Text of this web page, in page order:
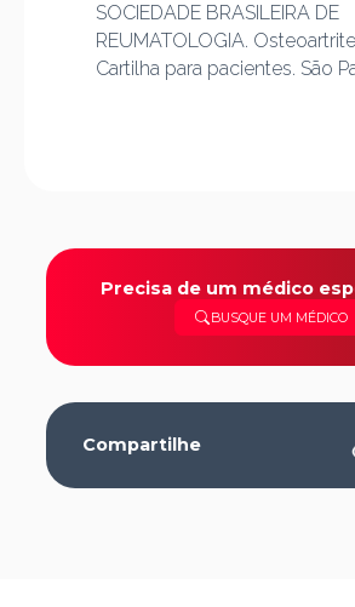
SOCIEDADE BRASILEIRA DE
REUMATOLOGIA.
Cartilha para pacientes. São
Precisa de um médico
BUSQUE UM MÉDICO
Compartilhe